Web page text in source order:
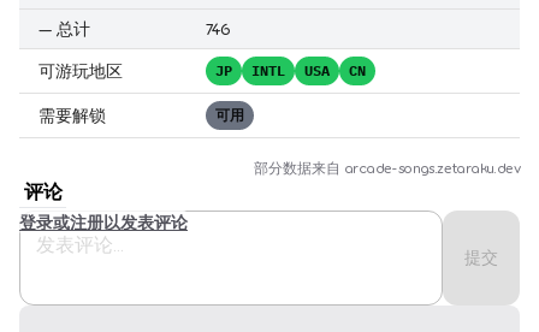
— 总计 746
可游玩地区 JP INTL USA CN
需要解锁 可用
部分数据来自 arcade-songs.zetaraku.dev
评论
提交
登录或注册以发表评论